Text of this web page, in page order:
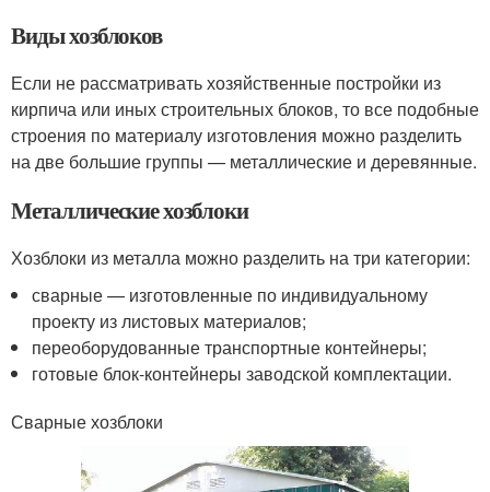
Виды хозблоков
Если не рассматривать хозяйственные постройки из
кирпича или иных строительных блоков, то все подобные
строения по материалу изготовления можно разделить
на две большие группы — металлические и деревянные.
Металлические хозблоки
Хозблоки из металла можно разделить на три категории:
сварные — изготовленные по индивидуальному
проекту из листовых материалов;
переоборудованные транспортные контейнеры;
готовые блок-контейнеры заводской комплектации.
Сварные хозблоки